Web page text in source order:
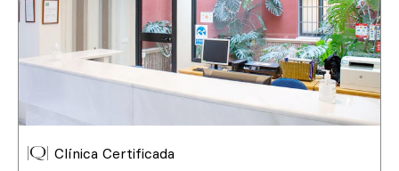
Clínica Certificada